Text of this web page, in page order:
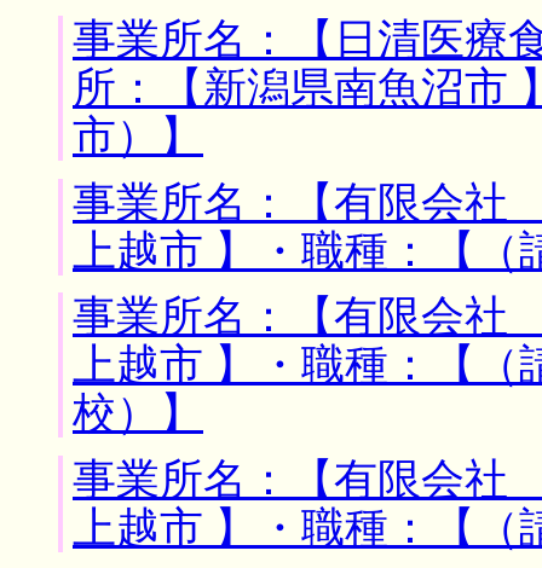
事業所名：【日清医療
所：【新潟県南魚沼市
市）】
事業所名：【有限会社
上越市 】・職種：【
事業所名：【有限会社
上越市 】・職種：【（
校）】
事業所名：【有限会社
上越市 】・職種：【（